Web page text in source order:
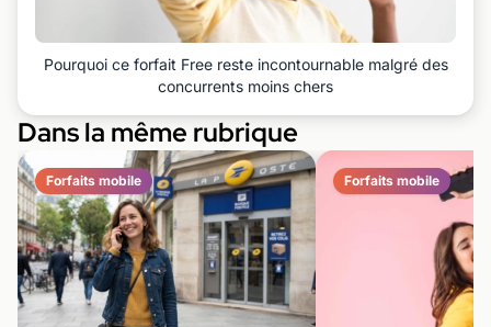
Pourquoi ce forfait Free reste incontournable malgré des
concurrents moins chers
Dans la même rubrique
Forfaits mobile Forfaits mobile